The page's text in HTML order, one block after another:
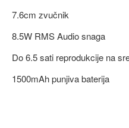
7.6cm zvučnik
8.5W RMS Audio snaga
Do 6.5 sati reprodukcije na
1500mAh punjiva baterija